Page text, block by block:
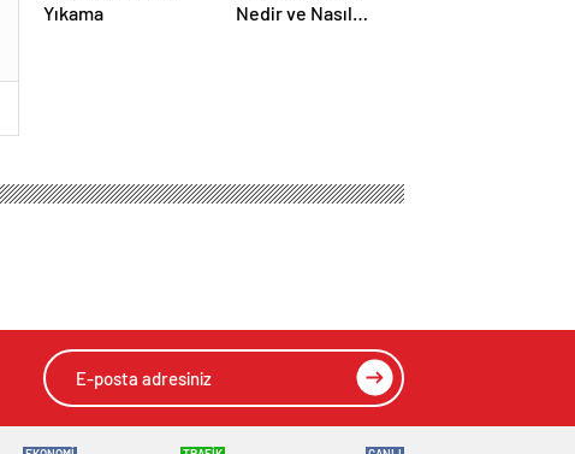
Yıkama
Nedir ve Nasıl